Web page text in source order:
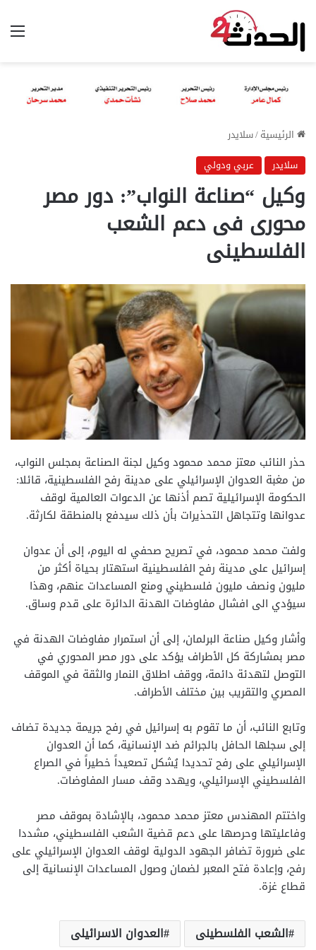
الرئيسية/سلايدر
سلايدر
عربي ودولي
وكيل “صناعة النواب”: دور مصر
محورى فى دعم الشعب
الفلسطينى
حذر النائب معتز محمد محمود وكيل لجنة الصناعة بمجلس النواب،
من مغبة العدوان الإسرائيلي على مدينة رفح الفلسطينية، قائلا:
الحكومة الإسرائيلية تصم أذنها عن الدعوات العالمية لوقف
عدوانها وتتجاهل التحذيرات بأن ذلك سيدفع بالمنطقة لكارثة.
ولفت محمد محمود، في تصريح صحفي له اليوم، إلى أن عدوان
إسرائيل على مدينة رفح الفلسطينية استهتار بحياة أكثر من
مليون ونصف مليون فلسطيني ومنع المساعدات عنهم، وهذا
سيؤدي الى افشال مفاوضات الهدنة الدائرة على قدم وساق.
وأشار وكيل صناعة البرلمان، إلى أن استمرار مفاوضات الهدنة في
مصر بمشاركة كل الأطراف يؤكد على دور مصر المحوري في
التوصل لتهدئة دائمة، ووقف اطلاق النمار والثقة في الموقف
المصري والتقريب بين مختلف الأطراف.
وتابع النائب، أن ما تقوم به إسرائيل في رفح جريمة جديدة تضاف
إلى سجلها الحافل بالجرائم ضد الإنسانية، كما أن العدوان
الإسرائيلي على رفح تحديدا يُشكل تصعيداً خطيراً في الصراع
الفلسطيني الإسرائيلي، ويهدد وقف مسار المفاوضات.
واختتم المهندس معتز محمد محمود، بالإشادة بموقف مصر
وفاعليتها وحرصها على دعم قضية الشعب الفلسطيني، مشددا
على ضرورة تضافر الجهود الدولية لوقف العدوان الإسرائيلي على
رفح، وإعادة فتح المعبر لضمان وصول المساعدات الإنسانية إلى
قطاع غزة.
الشعب الفلسطينى
العدوان الاسرائيلى